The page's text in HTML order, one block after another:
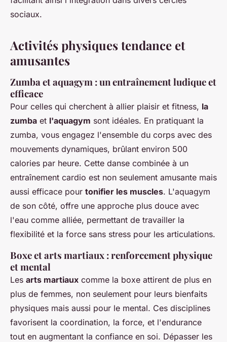
sociaux.
Activités physiques tendance et
amusantes
Zumba et aquagym : un entraînement ludique et
efficace
Pour celles qui cherchent à allier plaisir et fitness, la
zumba et l'aquagym sont idéales. En pratiquant la
zumba, vous engagez l'ensemble du corps avec des
mouvements dynamiques, brûlant environ 500
calories par heure. Cette danse combinée à un
entraînement cardio est non seulement amusante mais
aussi efficace pour tonifier les muscles. L'aquagym
de son côté, offre une approche plus douce avec
l'eau comme alliée, permettant de travailler la
flexibilité et la force sans stress pour les articulations.
Boxe et arts martiaux : renforcement physique
et mental
Les arts martiaux comme la boxe attirent de plus en
plus de femmes, non seulement pour leurs bienfaits
physiques mais aussi pour le mental. Ces disciplines
favorisent la coordination, la force, et l'endurance
tout en augmentant la confiance en soi. Dépasser les